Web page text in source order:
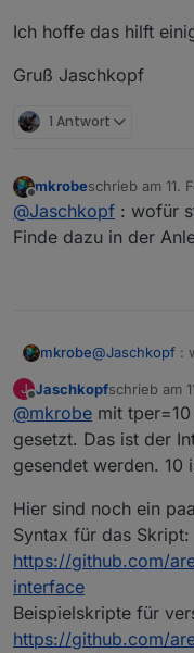
Ich hoffe das hilft
Gruß Jaschkopf
1 Antwort
Offline
mkrobeschrieb am 11.
zuletzt editiert
@Jaschkopf : wofür
Finde dazu in der
mkrobe@Jaschkopf :
J
Offline
Jaschkopfschrieb am
zuletzt
@mkrobe mit
gesetzt. Das ist der
gesendet werden. 10
Hier sind noch ein
Syntax für das Skript:
https://github.com/
interface
Beispielskripte für
https://github.com/